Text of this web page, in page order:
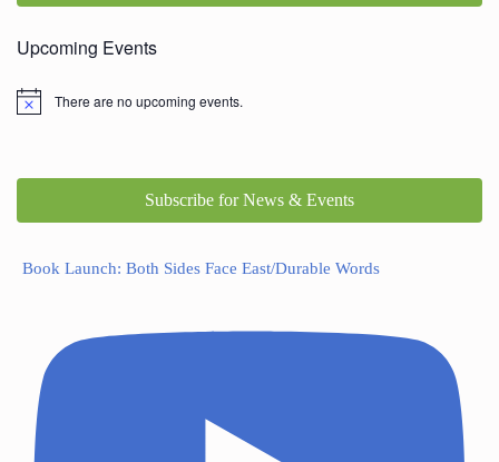
Upcoming Events
There are no upcoming events.
Subscribe for News & Events
Book Launch: Both Sides Face East/Durable Words